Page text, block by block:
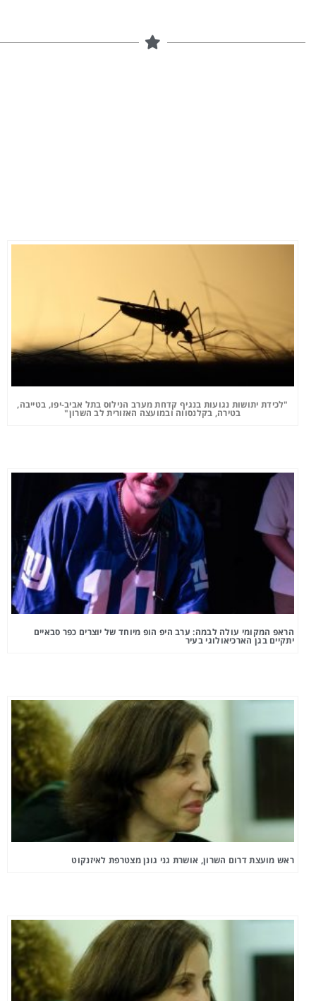
"לכידת יתושות נגועות בנגיף קדחת מערב הנילוס בתל אביב-יפו, בטייבה,
בטירה, בקלנסווה ובמועצה האזורית לב השרון"
הראפ המקומי עולה לבמה: ערב היפ הופ מיוחד של יוצרים כפר סבאיים
יתקיים בגן הארכיאולוגי בעיר
ראש מועצת דרום השרון, אושרת גני גונן מצטרפת לאיזנקוט